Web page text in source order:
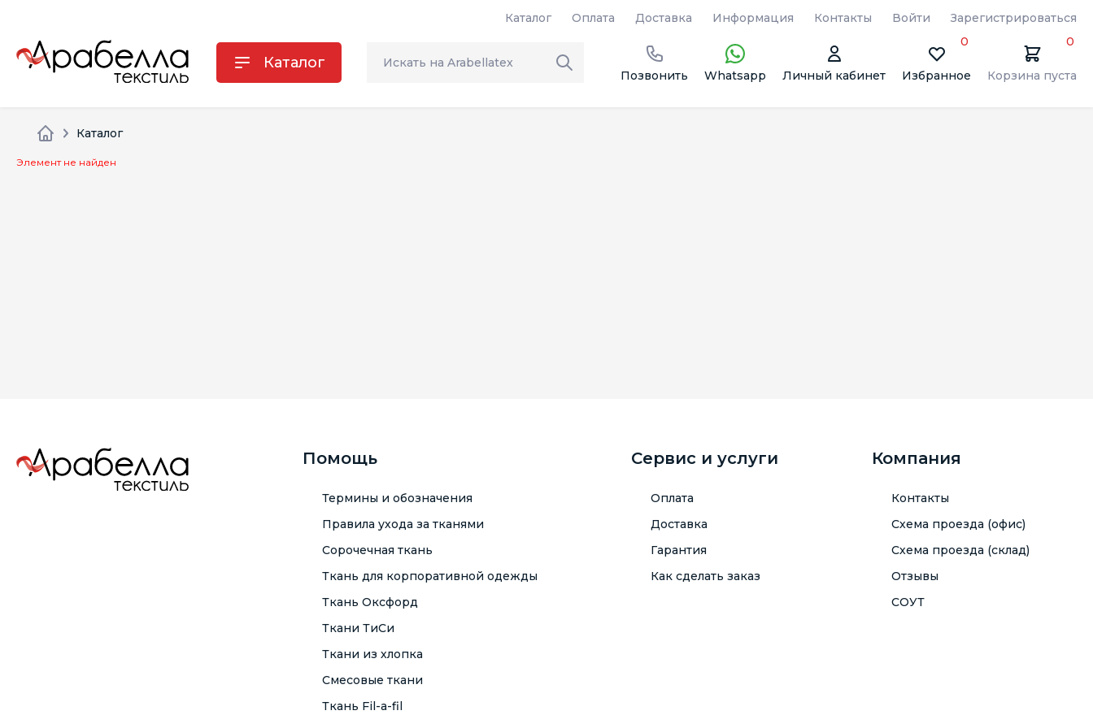
Каталог Оплата Доставка Информация Контакты Войти Зарегистрироваться
Каталог
Позвонить Whatsapp Личный кабинет Избранное
0
Корзина пуста
0
Каталог
Элемент не найден
Помощь
Термины и обозначения
Правила ухода за тканями
Сорочечная ткань
Ткань для корпоративной одежды
Ткань Оксфорд
Ткани ТиСи
Ткани из хлопка
Смесовые ткани
Ткань Fil-a-fil
Сервис и услуги
Оплата
Доставка
Гарантия
Как сделать заказ
Компания
Контакты
Схема проезда (офис)
Схема проезда (склад)
Отзывы
СОУТ